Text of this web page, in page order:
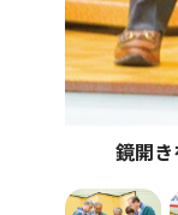
鏡開き